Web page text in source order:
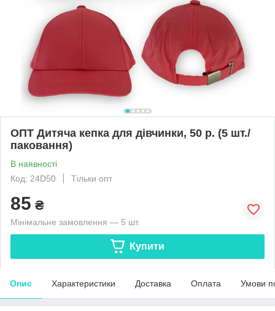
ОПТ Дитяча кепка для дівчинки, 50 р. (5 шт./
паковання)
В наявності
Код: 24D50
Тільки опт
85 ₴
Мінімальне замовлення — 5 шт.
Купити
Опис Характеристики Доставка Оплата Умови